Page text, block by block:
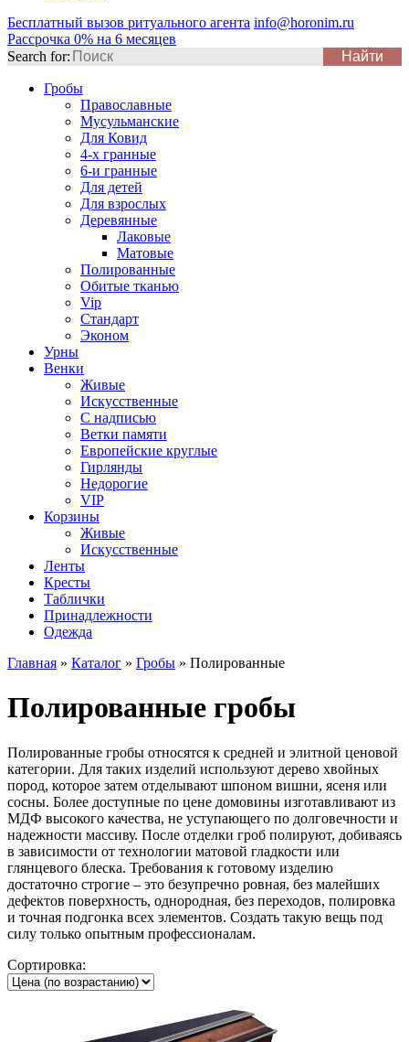
Бесплатный вызов ритуального агента info@horonim.ru
Рассрочка 0% на 6 месяцев
Search for:
Гробы
Православные
Мусульманские
Для Ковид
4-х гранные
6-и гранные
Для детей
Для взрослых
Деревянные
Лаковые
Матовые
Полированные
Обитые тканью
Vip
Стандарт
Эконом
Урны
Венки
Живые
Искусственные
С надписью
Ветки памяти
Европейские круглые
Гирлянды
Недорогие
VIP
Корзины
Живые
Искусственные
Ленты
Кресты
Таблички
Принадлежности
Одежда
Главная » Каталог » Гробы » Полированные
Полированные гробы
Полированные гробы относятся к средней и элитной ценовой
категории. Для таких изделий используют дерево хвойных
пород, которое затем отделывают шпоном вишни, ясеня или
сосны. Более доступные по цене домовины изготавливают из
МДФ высокого качества, не уступающего по долговечности и
надежности массиву. После отделки гроб полируют, добиваясь
в зависимости от технологии матовой гладкости или
глянцевого блеска. Требования к готовому изделию
достаточно строгие – это безупречно ровная, без малейших
дефектов поверхность, однородная, без переходов, полировка
и точная подгонка всех элементов. Создать такую вещь под
силу только опытным профессионалам.
Сортировка: